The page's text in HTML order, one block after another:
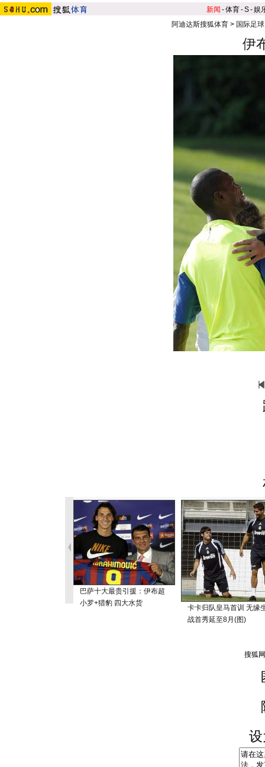
新闻 -体育-S-娱
阿迪达斯搜狐体育 > 国际足球
伊
巴萨十大最贵引援：伊布超
小罗+猎豹 四大水货
卡卡归队皇马首训 无缘
战首秀延至8月(图)